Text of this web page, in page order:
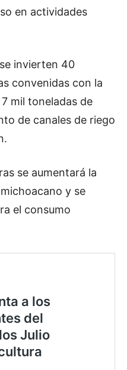
en actividades
invierten 40
convenidas con la
mil toneladas de
de canales de riego
se aumentará la
y se
el consumo